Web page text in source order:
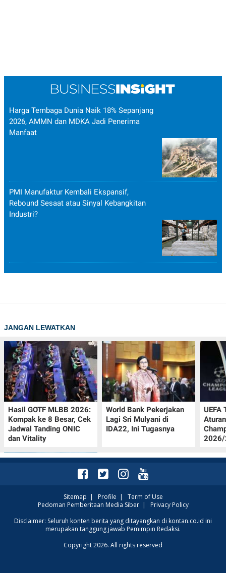
Harga Tembaga Dunia Naik 18% Sepanjang
2026, AMMN dan MDKA Jadi Penerima
Manfaat
PMI Manufaktur Kembali Ekspansif,
Rebound Sesaat atau Sinyal Kebangkitan
Industri?
JANGAN LEWATKAN
Hasil GOTF MLBB 2026:
Kompak ke 8 Besar, Cek
Jadwal Tanding ONIC
dan Vitality
World Bank Pekerjakan
Lagi Sri Mulyani di
IDA22, Ini Tugasnya
UEFA
2026/
Intip Prakiraan Cuaca
Sumsel Kamis (6/8):
Mendominasi, Siapkan
Sitemap | Profile | Term of Use
Pedoman Pemberitaan Media Siber| Privacy Policy
Disclaimer: Seluruh konten berita yang ditayangkan di kontan.co.id ini
merupakan tanggung jawab Pemimpin Redaksi.
Copyright 2026. All rights reserved